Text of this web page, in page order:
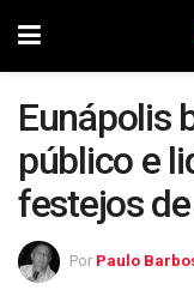
Eunápolis
público e
festejos
Por Paulo